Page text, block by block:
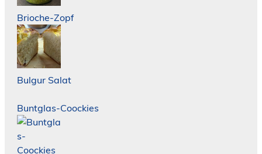
Brioche-Zopf
Bulgur Salat
Buntglas-Coockies